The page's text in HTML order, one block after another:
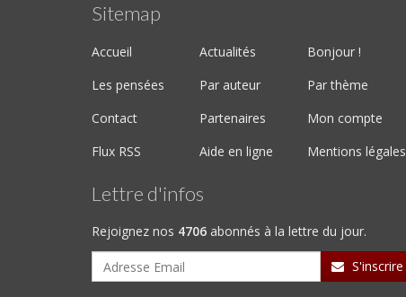
Sitemap
Accueil Actualités
Bonjour !
Les pensées
Par auteur
Par thème
Contact
Partenaires
Mon compte
Flux RSS
Aide en ligne Mentions légales
Lettre d'infos
Rejoignez nos 4706 abonnés à la lettre du jour.
S'inscrire